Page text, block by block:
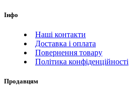
Інфо
Наші контакти
Доставка і оплата
Повернення товару
Політика конфіденційності
Продавцям